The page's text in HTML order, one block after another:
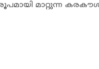
മാറ്റുന്ന